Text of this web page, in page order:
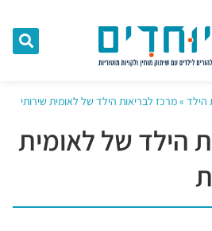
הילד »מרכז לבריאות הילד של לאומית שירותי
הילד של לאומית